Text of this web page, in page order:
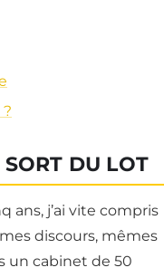
DU LOT
ans, j’ai vite compris
discours, mêmes
un cabinet de 50